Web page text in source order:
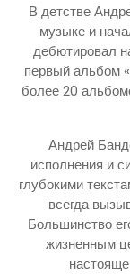
В детстве
музыке и
дебютировал
первый альбом
более 20
Андрей
исполнения и
глубокими
всегда
Большинство
жизненным